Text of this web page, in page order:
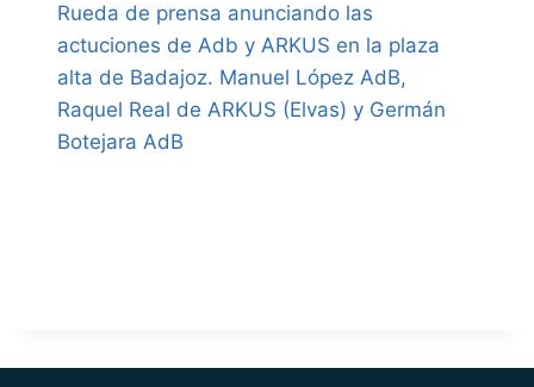
Rueda de prensa anunciando las
actuciones de Adb y ARKUS en la plaza
alta de Badajoz. Manuel López AdB,
Raquel Real de ARKUS (Elvas) y Germán
Botejara AdB